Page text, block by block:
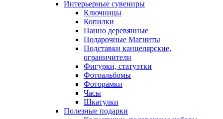
Интерьерные сувениры
Ключницы
Копилки
Панно деревянные
Подарочные Магниты
Подставки канцелярские,
ограничители
Фигурки, статуэтки
Фотоальбомы
Фоторамки
Часы
Шкатулки
Полезные подарки